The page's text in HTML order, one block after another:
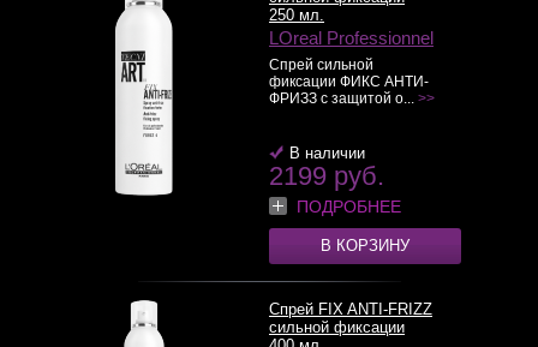
250 мл.
LOreal Professionnel
Спрей сильной
фиксации ФИКС АНТИ-
ФРИЗЗ с защитой о... >>
В наличии
2199 руб.
ПОДРОБНЕЕ
В КОРЗИНУ
Спрей FIX ANTI-FRIZZ
сильной фиксации